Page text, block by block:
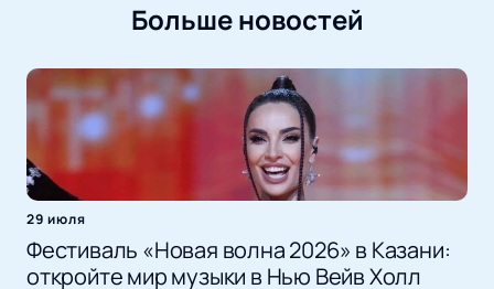
Больше новостей
29 июля
Фестиваль «Новая волна 2026» в Казани:
откройте мир музыки в Нью Вейв Холл